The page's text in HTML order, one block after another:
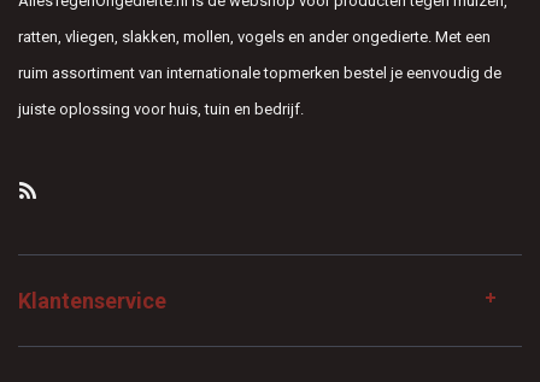
ratten, vliegen, slakken, mollen, vogels en ander ongedierte. Met een
ruim assortiment van internationale topmerken bestel je eenvoudig de
juiste oplossing voor huis, tuin en bedrijf.
Klantenservice